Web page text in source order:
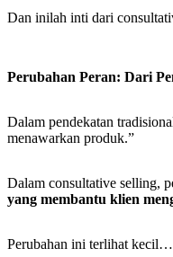
Dan inilah inti dari
Perubahan Peran: Dari
Dalam pendekatan
menawarkan produk.”
Dalam consultative selling,
yang membantu klien
Perubahan ini terlihat kecil…